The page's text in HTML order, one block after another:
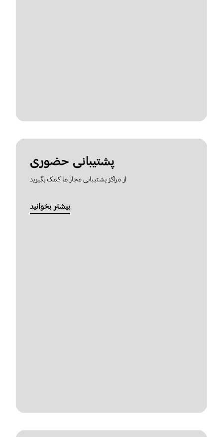
پشتیبانی حضوری
از مراکز پشتیبانی مجاز ما کمک بگیرید
بیشتر بخوانید